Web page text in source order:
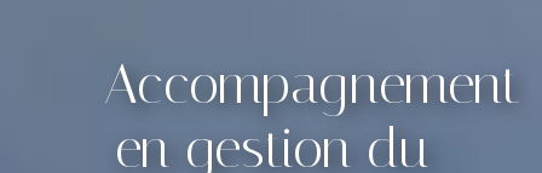
Accompagnement
en gestion du